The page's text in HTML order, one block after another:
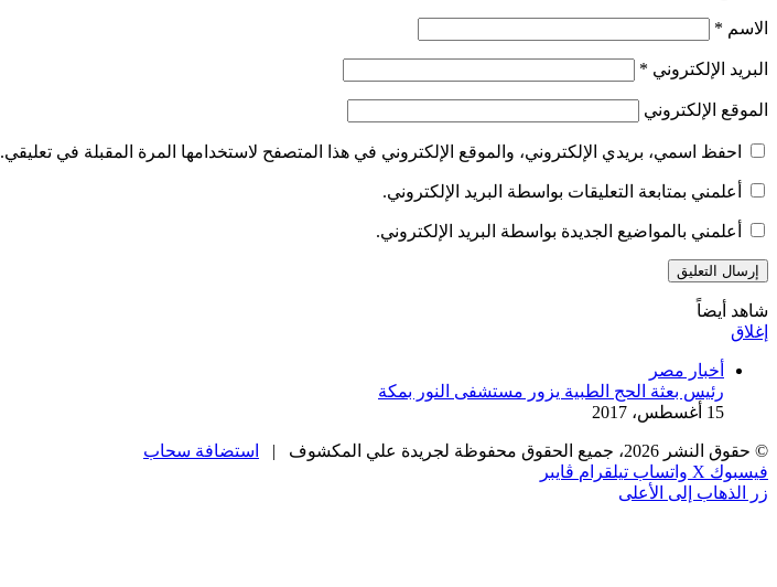
الاسم *
البريد الإلكتروني *
الموقع الإلكتروني
احفظ اسمي، بريدي الإلكتروني، والموقع الإلكتروني في هذا المتصفح لاستخدامها المرة المقبلة في تعليقي.
أعلمني بمتابعة التعليقات بواسطة البريد الإلكتروني.
أعلمني بالمواضيع الجديدة بواسطة البريد الإلكتروني.
شاهد أيضاً
إغلاق
أخبار مصر
رئيس بعثة الحج الطبية يزور مستشفى النور بمكة
15 أغسطس، 2017
© حقوق النشر 2026، جميع الحقوق محفوظة لجريدة علي المكشوف |
استضافة سحاب
فيسبوك ‫X واتساب تيلقرام ڤايبر
زر الذهاب إلى الأعلى